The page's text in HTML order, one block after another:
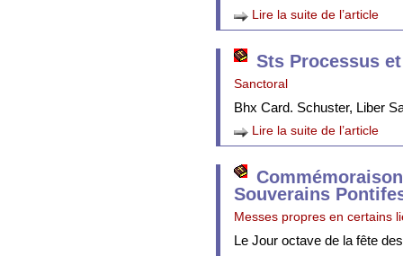
Lire la suite de l’article
Sts Processus
Sanctoral
Bhx Card. Schuster, Liber
Lire la suite de l’article
Souverains
Messes propres en certains
Le Jour octave de la fête